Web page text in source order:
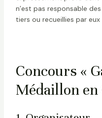
n’est pas responsable
tiers ou recueillies par
Concours «
Médaillon en